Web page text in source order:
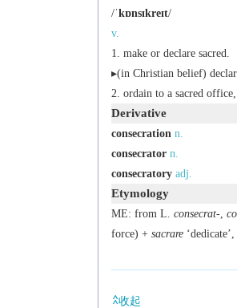
/ˈkɒnsɪkreɪt/
v.
make or declare sacred.
▸(in Christian belief)
ordain to a sacred
Derivative
consecration n.
consecrator n.
consecratory adj.
Etymology
ME: from L. consecrat-,
force) + sacrare
收起